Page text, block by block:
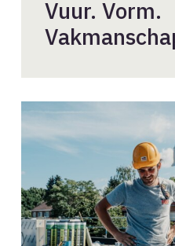
Vuur. Vorm.
Afschotisolatie
voor
platte
slimme
isolatieoplossingen
van
Unilin
Insulation